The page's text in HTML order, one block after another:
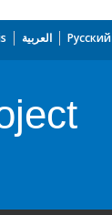
العربية Русский